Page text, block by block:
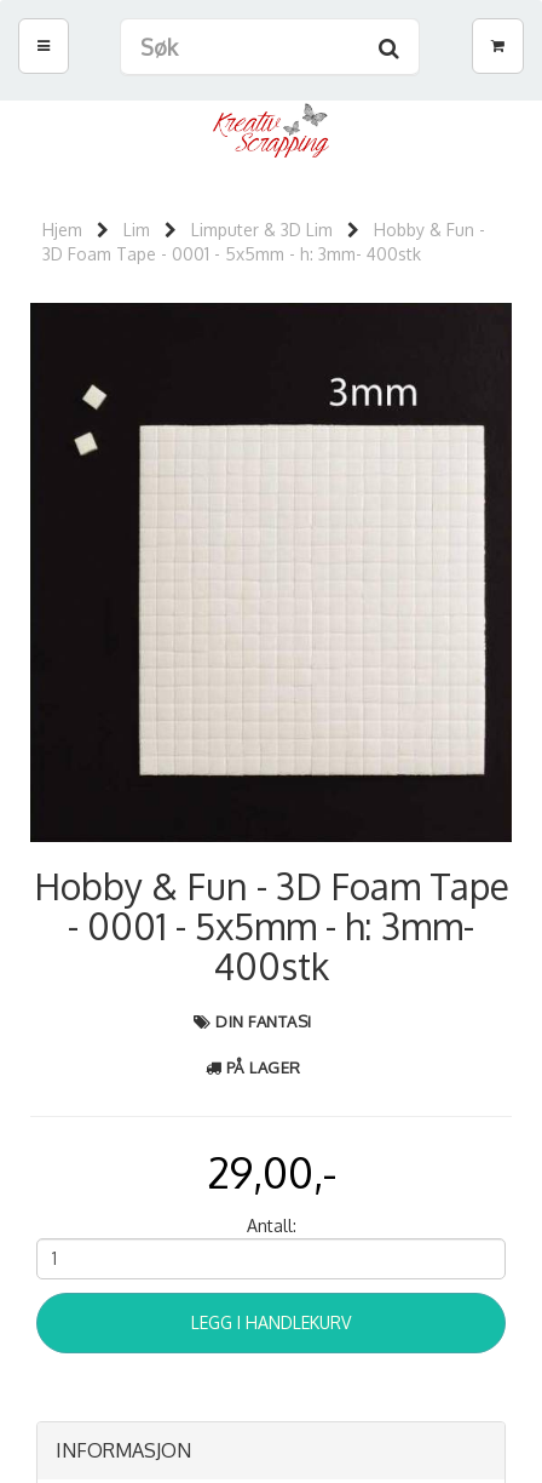
Hjem Lim Limputer & 3D Lim
Hobby & Fun -
3D Foam Tape - 0001 - 5x5mm - h: 3mm- 400stk
Hobby & Fun - 3D Foam Tape
- 0001 - 5x5mm - h: 3mm-
400stk
DIN FANTASI
PÅ LAGER
29,00,-
Antall:
LEGG I HANDLEKURV
INFORMASJON